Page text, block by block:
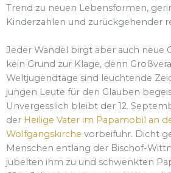
Trend zu neuen Lebensformen,
Kinderzahlen und zurückgehender
Jeder Wandel birgt aber auch neue
kein Grund zur Klage, denn
Weltjugendtage sind leuchtende
jungen Leute für den Glauben
Unvergesslich bleibt der 12.
der Heilige Vater im Papamobil an
Wolfgangskirche vorbeifuhr. Dicht
Menschen entlang der Bischof-
jubelten ihm zu und schwenkten